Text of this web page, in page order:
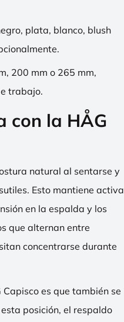
plata, blanco, blush
200 mm o 265 mm,
trabajo.
con la HÅG
natural al sentarse y
Esto mantiene activa
en la espalda y los
que alternan entre
concentrarse durante
es que también se
posición, el respaldo